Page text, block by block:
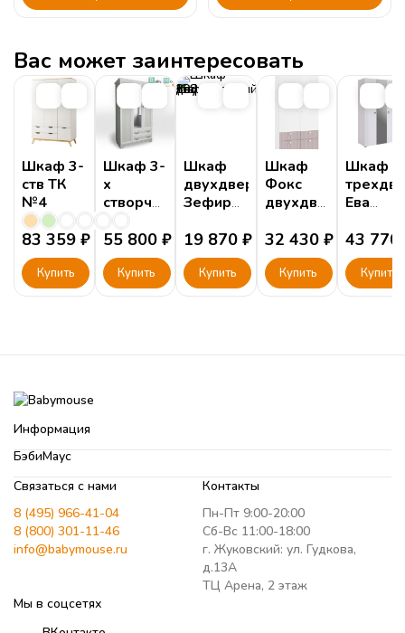
Вас может заинтересовать
Шкаф 3-
ств ТК
№4
83 359 ₽
Купить
Шкаф 3-
х
створчатый
(38
Попугаев)
с
зеркалом
55 800 ₽
Купить
Шкаф
двухдверный
Зефир
108.01
19 870 ₽
Купить
Шкаф
Фокс
двухдверный
32 430 ₽
Купить
Шкаф
Ева
43 770
Купить
Информация
БэбиМаус
Связаться с нами
8 (495) 966-41-04
8 (800) 301-11-46
info@babymouse.ru
Контакты
Пн-Пт 9:00-20:00
Сб-Вс 11:00-18:00
г. Жуковский: ул. Гудкова,
д.13А
ТЦ Арена, 2 этаж
Мы в соцсетях